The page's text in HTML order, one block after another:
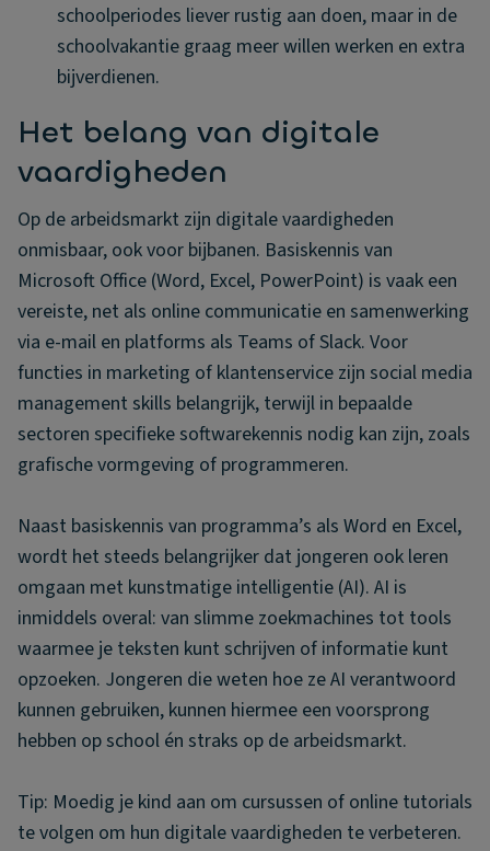
schoolperiodes liever rustig aan doen, maar in de
schoolvakantie graag meer willen werken en extra
bijverdienen.
Het belang van digitale
vaardigheden
Op de arbeidsmarkt zijn digitale vaardigheden
onmisbaar, ook voor bijbanen. Basiskennis van
Microsoft Office (Word, Excel, PowerPoint) is vaak een
vereiste, net als online communicatie en samenwerking
via e-mail en platforms als Teams of Slack. Voor
functies in marketing of klantenservice zijn social media
management skills belangrijk, terwijl in bepaalde
sectoren specifieke softwarekennis nodig kan zijn, zoals
grafische vormgeving of programmeren.
Naast basiskennis van programma’s als Word en Excel,
wordt het steeds belangrijker dat jongeren ook leren
omgaan met kunstmatige intelligentie (AI). AI is
inmiddels overal: van slimme zoekmachines tot tools
waarmee je teksten kunt schrijven of informatie kunt
opzoeken. Jongeren die weten hoe ze AI verantwoord
kunnen gebruiken, kunnen hiermee een voorsprong
hebben op school én straks op de arbeidsmarkt.
Tip: Moedig je kind aan om cursussen of online tutorials
te volgen om hun digitale vaardigheden te verbeteren.